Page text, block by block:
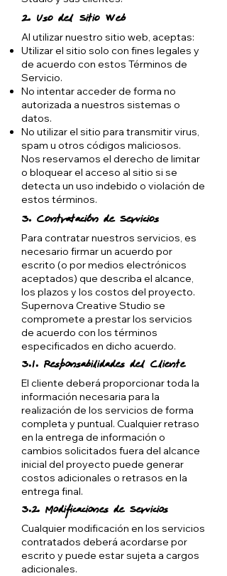
2. Uso del Sitio Web
Al utilizar nuestro sitio web, aceptas:
Utilizar el sitio solo con fines legales y
de acuerdo con estos Términos de
Servicio.
No intentar acceder de forma no
autorizada a nuestros sistemas o
datos.
No utilizar el sitio para transmitir virus,
spam u otros códigos maliciosos.
Nos reservamos el derecho de limitar
o bloquear el acceso al sitio si se
detecta un uso indebido o violación de
estos términos.
3. Contratación de Servicios
Para contratar nuestros servicios, es
necesario firmar un acuerdo por
escrito (o por medios electrónicos
aceptados) que describa el alcance,
los plazos y los costos del proyecto.
Supernova Creative Studio se
compromete a prestar los servicios
de acuerdo con los términos
especificados en dicho acuerdo.
3.1. Responsabilidades del Cliente
El cliente deberá proporcionar toda la
información necesaria para la
realización de los servicios de forma
completa y puntual. Cualquier retraso
en la entrega de información o
cambios solicitados fuera del alcance
inicial del proyecto puede generar
costos adicionales o retrasos en la
entrega final.
3.2. Modificaciones de Servicios
Cualquier modificación en los servicios
contratados deberá acordarse por
escrito y puede estar sujeta a cargos
adicionales.